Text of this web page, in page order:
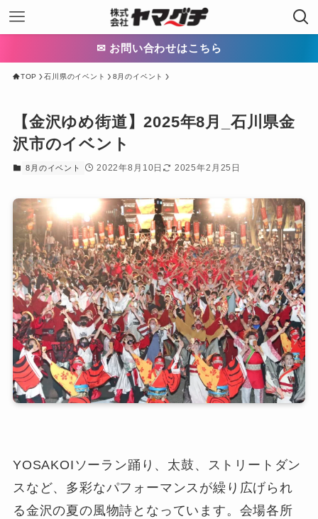
✉ お問い合わせはこちら
TOP 石川県のイベント 8月のイベント
【金沢ゆめ街道】2025年8月_石川県金
沢市のイベント
8月のイベント 2022年8月10日 2025年2月25日
YOSAKOIソーラン踊り、太鼓、ストリートダン
スなど、多彩なパフォーマンスが繰り広げられ
る金沢の夏の風物詩となっています。会場各所